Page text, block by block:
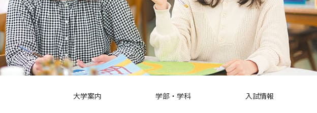
大学案内 学部・学科 入試情報